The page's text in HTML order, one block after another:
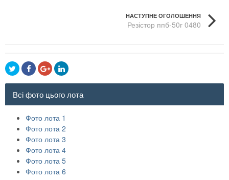
НАСТУПНЕ ОГОЛОШЕННЯ
Резістор ппб-50г 0480
Всі фото цього лота
Фото лота 1
Фото лота 2
Фото лота 3
Фото лота 4
Фото лота 5
Фото лота 6